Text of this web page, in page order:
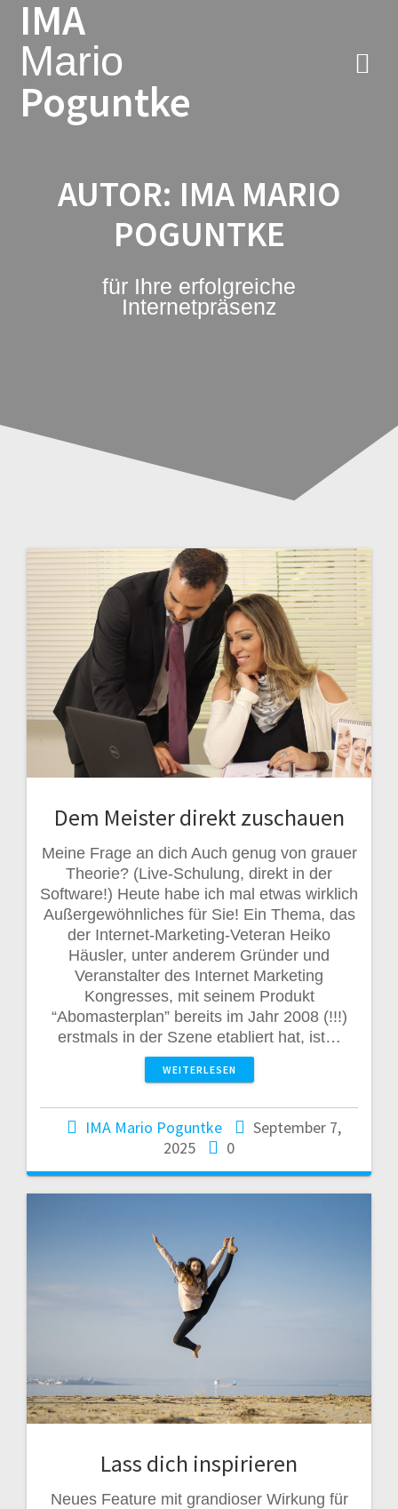
IMA
Mario
Poguntke
AUTOR: IMA MARIO
POGUNTKE
für Ihre erfolgreiche
Internetpräsenz
Dem Meister direkt zuschauen
Meine Frage an dich Auch genug von grauer
Theorie? (Live-Schulung, direkt in der
Software!) Heute habe ich mal etwas wirklich
Außergewöhnliches für Sie! Ein Thema, das
der Internet-Marketing-Veteran Heiko
Häusler, unter anderem Gründer und
Veranstalter des Internet Marketing
Kongresses, mit seinem Produkt
“Abomasterplan” bereits im Jahr 2008 (!!!)
erstmals in der Szene etabliert hat, ist…
WEITERLESEN
IMA Mario Poguntke
September 7,
2025
0
Lass dich inspirieren
Neues Feature mit grandioser Wirkung für